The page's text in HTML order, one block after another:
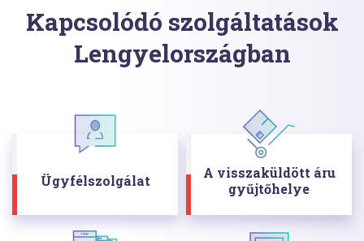
Kapcsolódó szolgáltatások
Lengyelországban
Ügyfélszolgálat
A visszaküldött áru
gyűjtőhelye